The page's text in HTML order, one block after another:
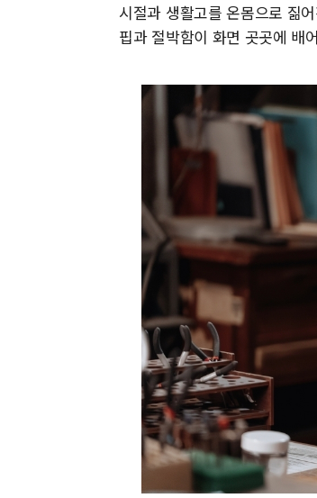
시절과 생활고를 온몸으로 짊
핍과 절박함이 화면 곳곳에 배